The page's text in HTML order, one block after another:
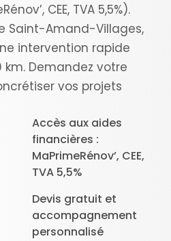
CEE, TVA 5,5%).
Saint-Amand-Villages,
intervention rapide
Demandez votre
vos projets
Accès aux aides
financières :
MaPrimeRénov’, CEE,
TVA 5,5%
Devis gratuit et
accompagnement
personnalisé